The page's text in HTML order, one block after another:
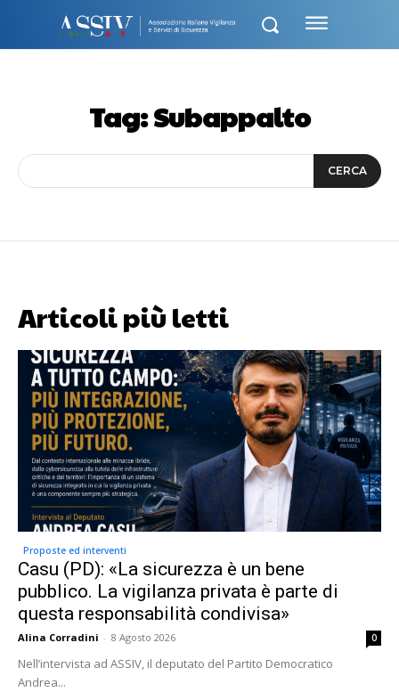
Tag:Subappalto
CERCA
Articoli più letti
Proposte ed interventi
Casu (PD): «La sicurezza è un bene
pubblico. La vigilanza privata è parte di
questa responsabilità condivisa»
Alina Corradini - 8 Agosto 2026 0
Nell’intervista ad ASSIV, il deputato del Partito Democratico
Andrea...